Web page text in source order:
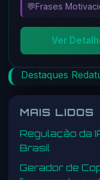
💬Frases
Ver
Destaques
MAIS LIDOS
Regulação da
Brasil
Gerador de